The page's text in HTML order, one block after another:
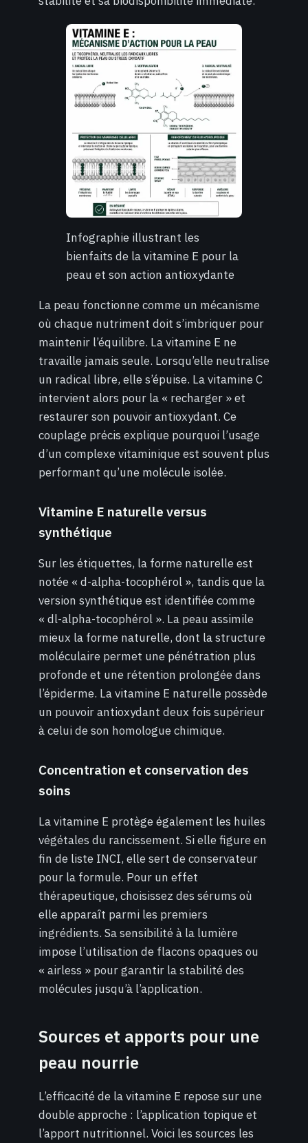
Infographie illustrant les
bienfaits de la vitamine E pour la
peau et son action antioxydante
La peau fonctionne comme un mécanisme
où chaque nutriment doit s’imbriquer pour
maintenir l’équilibre. La vitamine E ne
travaille jamais seule. Lorsqu’elle neutralise
un radical libre, elle s’épuise. La vitamine C
intervient alors pour la « recharger » et
restaurer son pouvoir antioxydant. Ce
couplage précis explique pourquoi l’usage
d’un complexe vitaminique est souvent plus
performant qu’une molécule isolée.
Vitamine E naturelle versus
synthétique
Sur les étiquettes, la forme naturelle est
notée « d-alpha-tocophérol », tandis que la
version synthétique est identifiée comme
« dl-alpha-tocophérol ». La peau assimile
mieux la forme naturelle, dont la structure
moléculaire permet une pénétration plus
profonde et une rétention prolongée dans
l’épiderme. La vitamine E naturelle possède
un pouvoir antioxydant deux fois supérieur
à celui de son homologue chimique.
Concentration et conservation des
soins
La vitamine E protège également les huiles
végétales du rancissement. Si elle figure en
fin de liste INCI, elle sert de conservateur
pour la formule. Pour un effet
thérapeutique, choisissez des sérums où
elle apparaît parmi les premiers
ingrédients. Sa sensibilité à la lumière
impose l’utilisation de flacons opaques ou
« airless » pour garantir la stabilité des
molécules jusqu’à l’application.
Sources et apports pour une
peau nourrie
L’efficacité de la vitamine E repose sur une
double approche : l’application topique et
l’apport nutritionnel. Voici les sources les